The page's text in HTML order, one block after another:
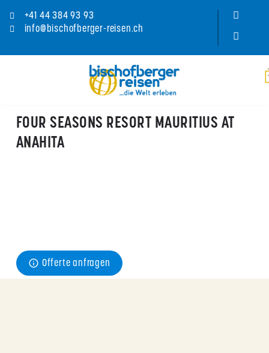
+41 44 384 93 93
info@bischofberger-reisen.ch
FOUR SEASONS RESORT MAURITIUS AT
ANAHITA
Offerte anfragen